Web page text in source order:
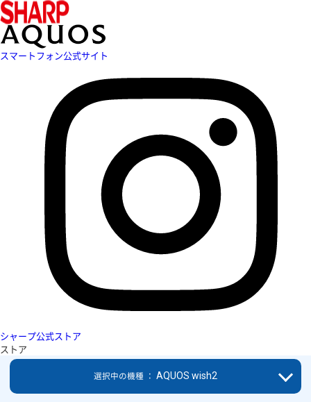
スマートフォン公式サイト
シャープ公式ストア
ストア
選択中の機種 ： AQUOS wish2